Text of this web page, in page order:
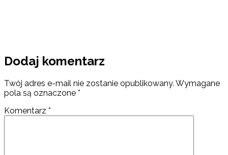
Dodaj komentarz
Twój adres e-mail nie zostanie opublikowany. Wymagane
pola są oznaczone *
Komentarz *